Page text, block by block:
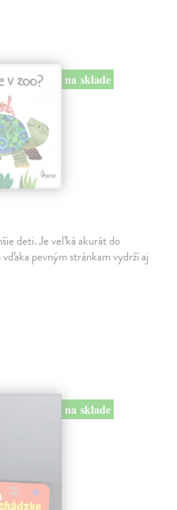
na sklade
deti. Je veľká akurát do
pevným stránkam vydrží aj
na sklade